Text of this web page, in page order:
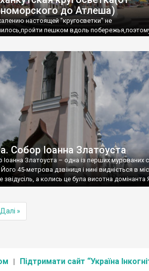
до Атлеша)
настоящей "кругосветки" не
пешком вдоль
Собор Іоанна Златоуста
Іоанна Златоуста – одна із перших мурованих
45-метрова дзвіниця і нині видніється в
звідусіль, а колись це була висотна домінанта
Далі »
Підтримати сайт “Україна